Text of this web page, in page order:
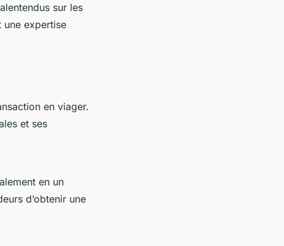
sur les
une expertise
en viager.
et ses
en un
d’obtenir une